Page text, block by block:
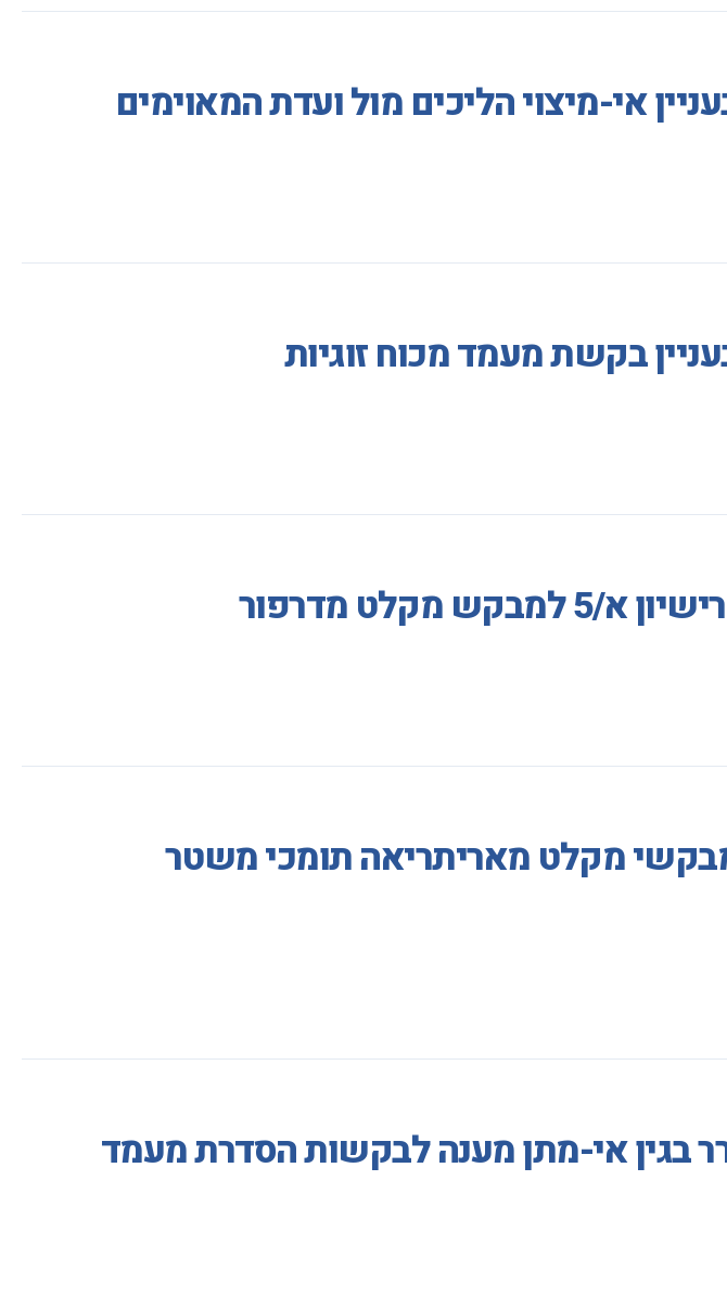
אי-מיצוי הליכים מול ועדת המאוימים
בקשת מעמד מכוח זוגיות
מדרפור
מקלט מאריתריאה תומכי משטר
בגין אי-מתן מענה לבקשות הסדרת מעמד